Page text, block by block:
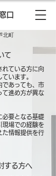
口
北町
て
れている方に向
います。
であっても、市
て進め方が異な
必要となる基礎
現場での経験を
た情報提供を行
する方へ